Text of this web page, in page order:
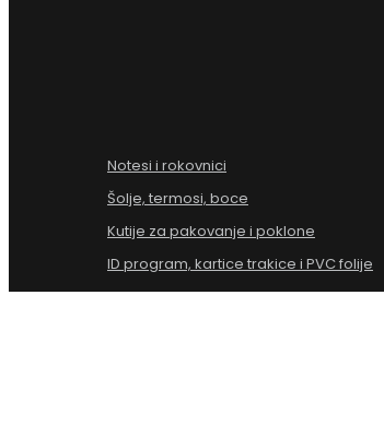
Notesi i rokovnici
Šolje, termosi, boce
Kutije za pakovanje i poklone
ID program, kartice trakice i PVC folije